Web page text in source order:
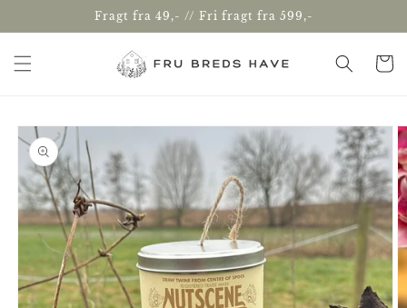
Fragt fra 49,- // Fri fragt fra 599,-
til